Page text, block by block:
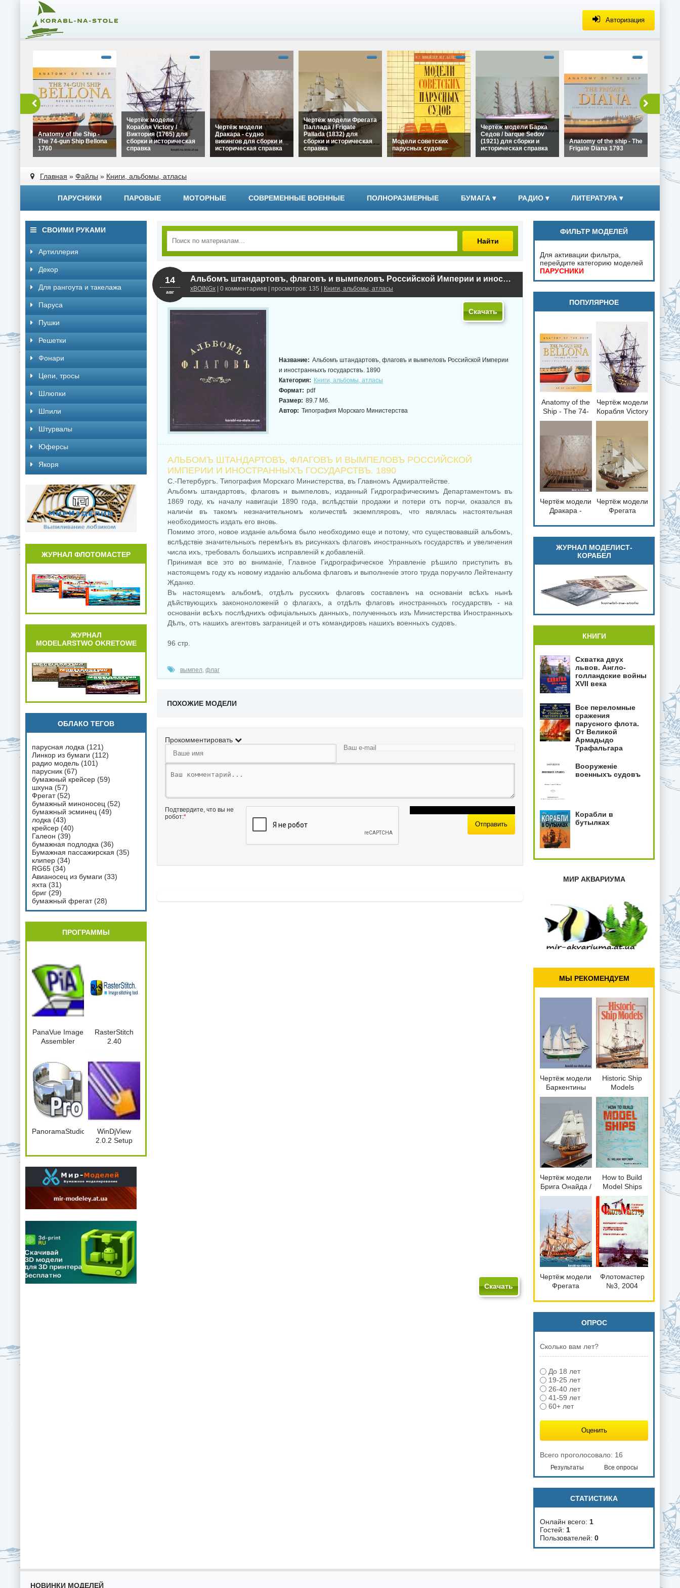
Авторизация
The 74-gun Ship Bellona
1760" width="320"
height="180">
Anatomy of the Ship -
The 74-gun Ship Bellona
1760
Виктория (1765) для
сборки и историческая
справка" width="320"
height="180">
Чертёж модели
Корабля Victory /
Виктория (1765) для
сборки и историческая
справка
width="320"
Чертёж модели
Дракара - судно
викингов для сборки и
историческая справка
Frigate Pallada (1832)
для сборки и
историческая справка"
width="320"
Чертёж модели Фрегата
Паллада / Frigate
Pallada (1832) для
сборки и историческая
справка
парусных судов"
width="320"
Модели советских
парусных судов
width="320"
Чертёж модели Барка
Седов / barque Sedov
(1921) для сборки и
историческая справка
width="320"
height="180">
Anatomy of the ship - The
Frigate Diana 1793
сборки
Ла
Главная » Файлы » Книги, альбомы, атласы
ПАРУСНИКИ ПАРОВЫЕ МОТОРНЫЕ СОВРЕМЕННЫЕ ВОЕННЫЕ ПОЛНОРАЗМЕРНЫЕ БУМАГА ▾ РАДИО ▾ ЛИТЕРАТУРА ▾
Найти
Альбомъ штандартовъ, флаговъ и вымпеловъ Российской Империи и иностранныхъ государствъ. 1890
xBOINGx | 0 комментариев | просмотров: 135 | Книги, альбомы, атласы
14
авг
Скачать
Название: Альбомъ штандартовъ, флаговъ и вымпеловъ Российской Империи
и иностранныхъ государствъ. 1890
Категория: Книги, альбомы, атласы
Формат: pdf
Размер: 89.7 Мб.
Автор: Типография Морскаго Министерства
Скачать
АЛЬБОМЪ ШТАНДАРТОВЪ, ФЛАГОВЪ И ВЫМПЕЛОВЪ РОССИЙСКОЙ
ИМПЕРИИ И ИНОСТРАННЫХЪ ГОСУДАРСТВЪ. 1890
С.-Петербургъ. Типография Морскаго Министерства, въ Главномъ Адмиралтействе.
Альбомъ штандартовъ, флаговъ н вымпеловъ, изданный Гидрографическимъ Департаментомъ въ
1869 году, къ началу навигацiи 1890 года, вслѣдствiи продажи и потери отъ порчи, оказался въ
наличiи въ такомъ незначительномъ количествѣ экземпляровъ, что являлась настоятельная
необходимость издать его вновь.
Помимо этого, новое изданiе альбома было необходимо еще и потому, что существовавшiй альбомъ,
вслѣдствiе значительныхъ перемѣнъ въ рисункахъ флаговъ иностранныхъ государствъ и увеличения
числа ихъ, требовалъ большихъ исправленiй к добавленiй.
Принимая все это во вниманiе, Главное Гидрографическое Управленiе рѣшило приступить въ
настоящемъ году къ новому изданiю альбома флаговъ и выполненiе этого труда поручило Лейтенанту
Жданко.
Въ настоящемъ альбомѣ, отдѣлъ русскихъ флаговъ составленъ на основанiи всѣхъ нынѣ
дѣйствующихъ закононоложенiй о флагахъ, а отдѣлъ флаговъ иностранныхъ государствъ - на
основанiи всѣхъ послѣднихъ офицiальныхъ данныхъ, полученныхъ изъ Министерства Иностранныхъ
Дѣлъ, отъ нашихъ агентовъ заграницей и отъ командировъ нашихъ военныхъ судовъ.
96 стр.
вымпел, флаг
ПОХОЖИЕ МОДЕЛИ
Прокомментировать
Подтвердите, что вы не
робот:*
Отправить
СВОИМИ РУКАМИ
Артиллерия
Декор
Для рангоута и такелажа
Паруса
Пушки
Решетки
Фонари
Цепи, тросы
Шлюпки
Шпили
Штурвалы
Юферсы
Якоря
ЖУРНАЛ ФЛОТОМАСТЕР
ЖУРНАЛ
MODELARSTWO OKRETOWE
ОБЛАКО ТЕГОВ
парусная лодка (121)
Линкор из бумаги (112)
радио модель (101)
парусник (67)
бумажный крейсер (59)
шхуна (57)
Фрегат(52)
бумажный миноносец (52)
бумажный эсминец (49)
лодка (43)
крейсер (40)
Галеон (39)
бумажная подлодка (36)
Бумажная пассажирская (35)
клипер (34)
RG65 (34)
Авианосец из бумаги (33)
яхта (31)
бриг (29)
бумажный фрегат(28)
ПРОГРАММЫ
PanaVue Image
Assembler
RasterStitch
2.40
PanoramaStudio2Pro.2.5.0.164.x86.Port
WinDjView
2.0.2 Setup
ФИЛЬТР МОДЕЛЕЙ
Для активации фильтра,
перейдите категорию моделей
ПАРУСНИКИ
ПОПУЛЯРНОЕ
loading="lazy"
decoding="async"
Anatomy of the
Ship - The 74-
gun Ship
loading="lazy"
decoding="async"
Чертёж модели
Корабля Victory
/ Виктория
сборки и
историческая
справка
loading="lazy"
decoding="async"
fetchpriority="low">
Чертёж модели
Дракара -
для сборки и
историческая
справка
loading="lazy"
decoding="async"
fetchpriority="low">
Чертёж модели
Фрегата
Frigate Pallada
(1832) для
сборки и
историческая
справка
ЖУРНАЛ МОДЕЛИСТ-
КОРАБЕЛ
КНИГИ
Схватка двух
львов. Англо-
голландские войны
XVII века
Все переломные
сражения
парусного флота.
От Великой
Армадыдо
Трафальгара
Вооруженiе
военныхъ судовъ
Корабли в
бутылках
МИР АКВАРИУМА
МЫ РЕКОМЕНДУЕМ
Чертёж модели
Баркентины
Вега /
Vega (1902)
для сборки и
историческая
справка
Historic Ship
Models
(Wolfram zu
Mondfeld).
Чертёж модели
Брига Онайда /
brig Oneida
сборки и
историческая
справка
How to Build
Model Ships
Чертёж модели
Фрегата
frigate
Condederacy
(1778) для
сборки и
справка
Флотомастер
№3, 2004
ОПРОС
Сколько вам лет?
До 18 лет
19-25 лет
26-40 лет
41-59 лет
60+ лет
Всего проголосовало: 16
Результаты Все опросы
СТАТИСТИКА
Онлайн всего: 1
Гостей: 1
Пользователей: 0
НОВИНКИ МОДЕЛЕЙ